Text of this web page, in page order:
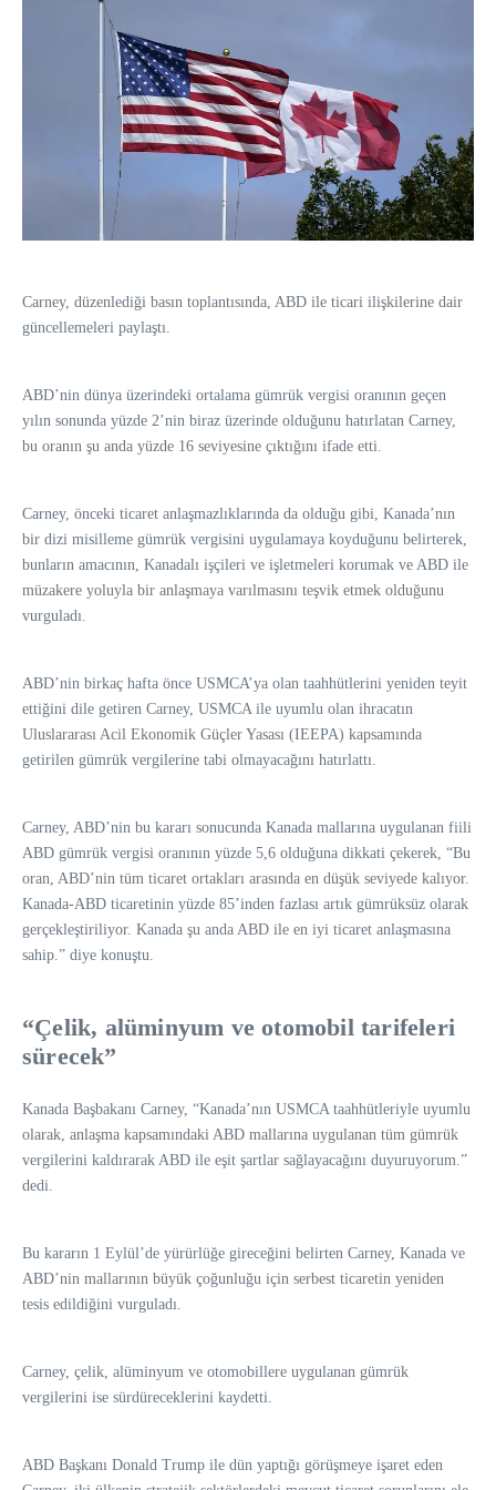
Carney, düzenlediği basın toplantısında, ABD ile ticari ilişkilerine dair
güncellemeleri paylaştı.
ABD’nin dünya üzerindeki ortalama gümrük vergisi oranının geçen
yılın sonunda yüzde 2’nin biraz üzerinde olduğunu hatırlatan Carney,
bu oranın şu anda yüzde 16 seviyesine çıktığını ifade etti.
Carney, önceki ticaret anlaşmazlıklarında da olduğu gibi, Kanada’nın
bir dizi misilleme gümrük vergisini uygulamaya koyduğunu belirterek,
bunların amacının, Kanadalı işçileri ve işletmeleri korumak ve ABD ile
müzakere yoluyla bir anlaşmaya varılmasını teşvik etmek olduğunu
vurguladı.
ABD’nin birkaç hafta önce USMCA’ya olan taahhütlerini yeniden teyit
ettiğini dile getiren Carney, USMCA ile uyumlu olan ihracatın
Uluslararası Acil Ekonomik Güçler Yasası (IEEPA) kapsamında
getirilen gümrük vergilerine tabi olmayacağını hatırlattı.
Carney, ABD’nin bu kararı sonucunda Kanada mallarına uygulanan fiili
ABD gümrük vergisi oranının yüzde 5,6 olduğuna dikkati çekerek, “Bu
oran, ABD’nin tüm ticaret ortakları arasında en düşük seviyede kalıyor.
Kanada-ABD ticaretinin yüzde 85’inden fazlası artık gümrüksüz olarak
gerçekleştiriliyor. Kanada şu anda ABD ile en iyi ticaret anlaşmasına
sahip.” diye konuştu.
“Çelik, alüminyum ve otomobil tarifeleri
sürecek”
Kanada Başbakanı Carney, “Kanada’nın USMCA taahhütleriyle uyumlu
olarak, anlaşma kapsamındaki ABD mallarına uygulanan tüm gümrük
vergilerini kaldırarak ABD ile eşit şartlar sağlayacağını duyuruyorum.”
dedi.
Bu kararın 1 Eylül’de yürürlüğe gireceğini belirten Carney, Kanada ve
ABD’nin mallarının büyük çoğunluğu için serbest ticaretin yeniden
tesis edildiğini vurguladı.
Carney, çelik, alüminyum ve otomobillere uygulanan gümrük
vergilerini ise sürdüreceklerini kaydetti.
ABD Başkanı Donald Trump ile dün yaptığı görüşmeye işaret eden